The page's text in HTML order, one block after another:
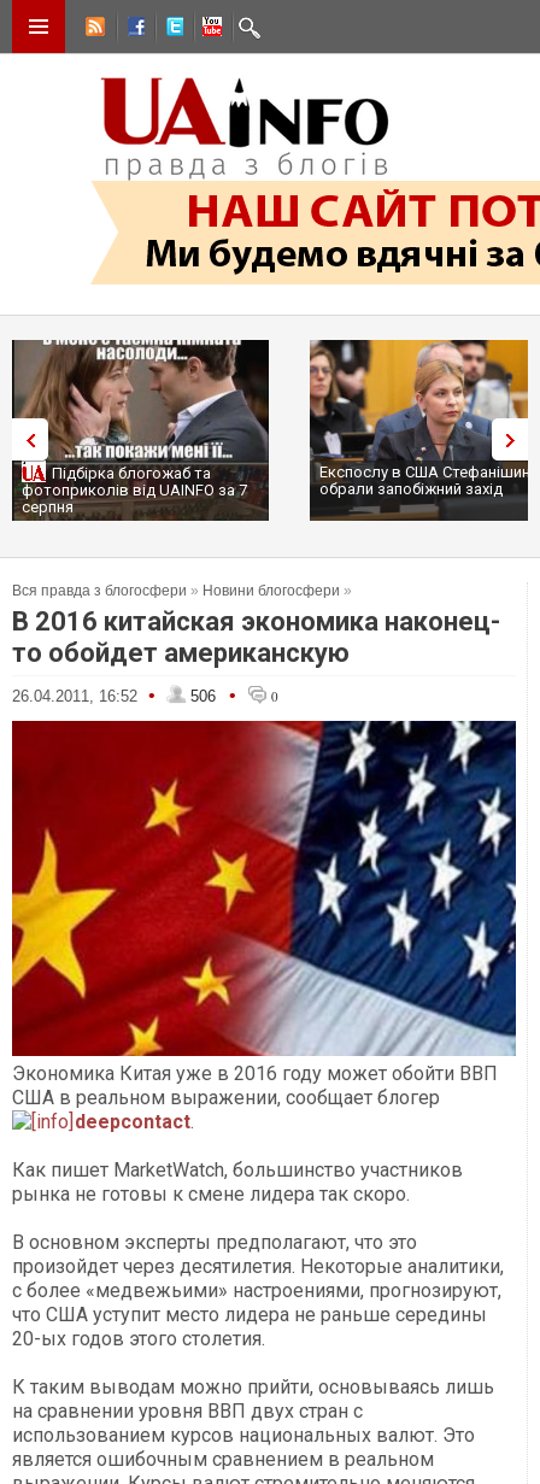
Підбірка блогожаб та
фотоприколів від UAINFO за 7
серпня
Експослу в США
обрали запобіжний захід
Вся правда з блогосфери » Новини блогосфери »
В 2016 китайcкая экономика наконец-
то обойдет американскую
26.04.2011, 16:52 • 506 • 0
Экономика Китая уже в 2016 году может обойти ВВП
США в реальном выражении, сообщает блогер
deepcontact.
Как пишет MarketWatch, большинство участников
рынка не готовы к смене лидера так скоро.
В основном эксперты предполагают, что это
произойдет через десятилетия. Некоторые аналитики,
с более «медвежьими» настроениями, прогнозируют,
что США уступит место лидера не раньше середины
20-ых годов этого столетия.
К таким выводам можно прийти, основываясь лишь
на сравнении уровня ВВП двух стран с
использованием курсов национальных валют. Это
является ошибочным сравнением в реальном